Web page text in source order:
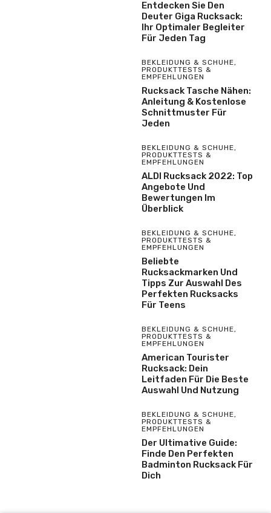
Entdecken Sie Den
Deuter Giga Rucksack:
Ihr Optimaler Begleiter
Für Jeden Tag
BEKLEIDUNG & SCHUHE,
PRODUKTTESTS &
EMPFEHLUNGEN
Rucksack Tasche Nähen:
Anleitung & Kostenlose
Schnittmuster Für
Jeden
BEKLEIDUNG & SCHUHE,
PRODUKTTESTS &
EMPFEHLUNGEN
ALDI Rucksack 2022: Top
Angebote Und
Bewertungen Im
Überblick
BEKLEIDUNG & SCHUHE,
PRODUKTTESTS &
EMPFEHLUNGEN
Beliebte
Rucksackmarken Und
Tipps Zur Auswahl Des
Perfekten Rucksacks
Für Teens
BEKLEIDUNG & SCHUHE,
PRODUKTTESTS &
EMPFEHLUNGEN
American Tourister
Rucksack: Dein
Leitfaden Für Die Beste
Auswahl Und Nutzung
BEKLEIDUNG & SCHUHE,
PRODUKTTESTS &
EMPFEHLUNGEN
Der Ultimative Guide:
Finde Den Perfekten
Badminton Rucksack Für
Dich